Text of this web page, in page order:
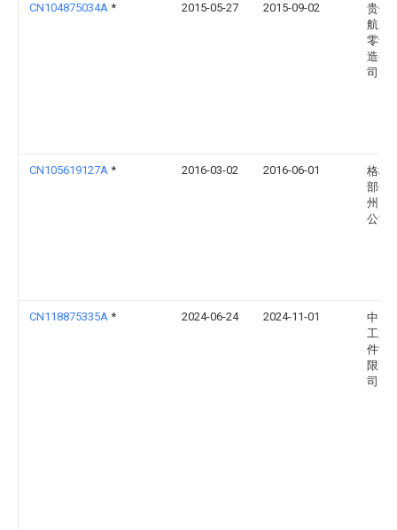
CN104875034A * 2015-05-27 2015-09-02
贵州
航空
零部
造有
司
CN105619127A * 2016-03-02 2016-06-01
格林
部件(
州)有
公司
CN118875335A * 2024-06-24 2024-11-01
中国
工业
件制
限责
司